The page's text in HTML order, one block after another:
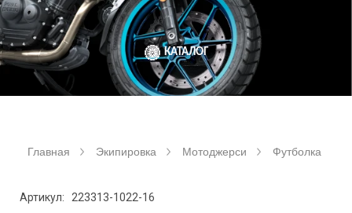
КАТАЛОГ
Главная Экипировка Мотоджерси Футболка для
Артикул: 223313-1022-16